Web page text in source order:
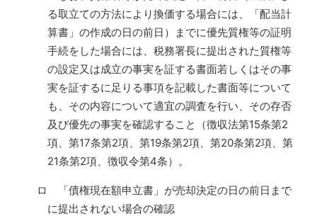
る取立ての方法により換価する場合には、「配当計
算書」の作成の日の前日）までに優先質権等の証明
手続をした場合には、税務署長に提出された質権等
の設定又は成立の事実を証する書面若しくはその事
実を証するに足りる事項を記載した書面等について
も、その内容について適宜の調査を行い、その存否
及び優先の事実を確認すること（徴収法第15条第2
項、第17条第2項、第19条第2項、第20条第2項、第
21条第2項、徴収令第4条）。
ロ 「債権現在額申立書」が売却決定の日の前日まで
に提出されない場合の確認